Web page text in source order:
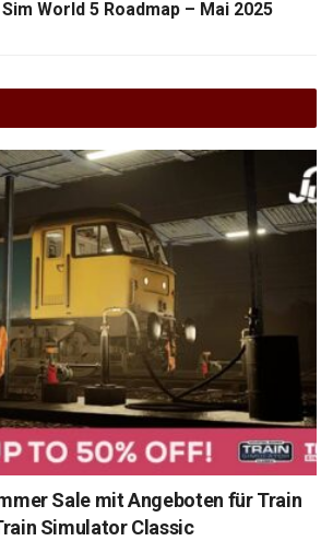
World 5 Roadmap – Mai 2025
Sale mit Angeboten für Train
Simulator Classic